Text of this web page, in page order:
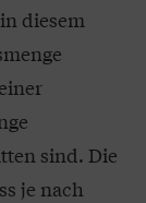
diesem
sind. Die
je nach